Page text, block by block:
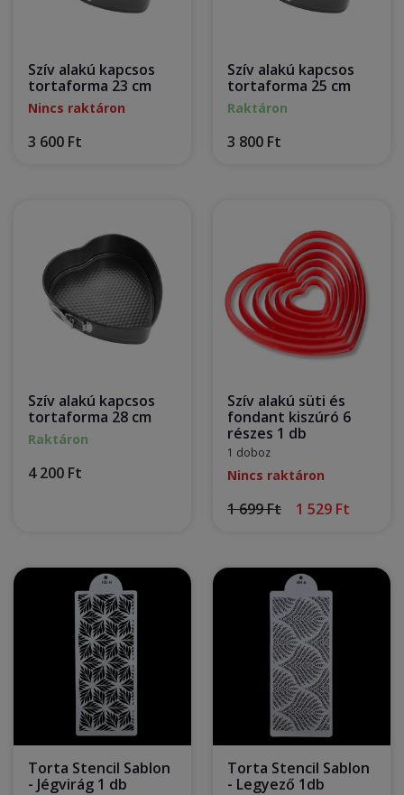
Szív alakú kapcsos
tortaforma 23 cm
Nincs raktáron
3 600 Ft
Szív alakú kapcsos
tortaforma 25 cm
Raktáron
3 800 Ft
Szív alakú kapcsos
tortaforma 28 cm
Raktáron
4 200 Ft
Szív alakú süti és
fondant kiszúró 6
részes 1 db
1 doboz
Nincs raktáron
1 699 Ft 1 529 Ft
Torta Stencil Sablon
- Jégvirág 1 db
Torta Stencil Sablon
- Legyező 1db